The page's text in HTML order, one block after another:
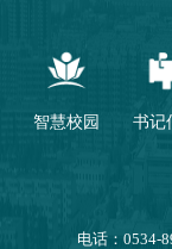
智慧校园 书记
电话：0534-